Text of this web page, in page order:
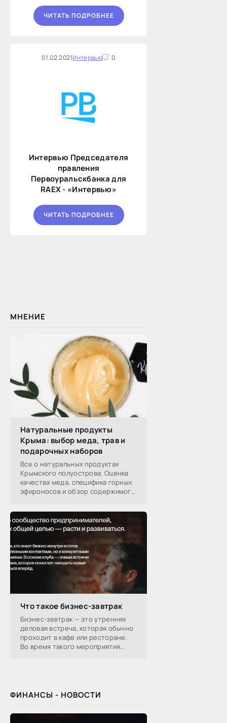
ЧИТАТЬ ПОДРОБНЕЕ
01.02.2021Интервью 0
Интервью Председателя
правления
Первоуральскбанка для
RAEX - «Интервью»
ЧИТАТЬ ПОДРОБНЕЕ
МНЕНИЕ
Натуральные продукты
Крыма: выбор меда, трав и
подарочных наборов
Все о натуральных продуктах
Крымского полуострова. Оценка
качества меда, специфика горных
эфироносов и обзор содержимого
производителей.
Что такое бизнес-завтрак
Бизнес-завтрак — это утренняя
деловая встреча, которая обычно
проходит в кафе или ресторане.
Во время такого мероприятия
ФИНАНСЫ - НОВОСТИ